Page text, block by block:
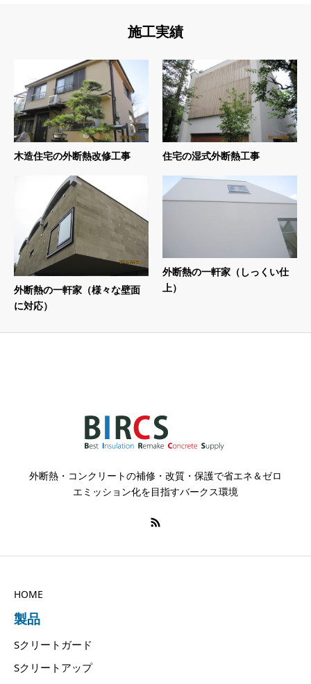
施工実績
木造住宅の外断熱改修工事 住宅の湿式外断熱工事
外断熱の一軒家（様々な壁面
に対応）
外断熱の一軒家（しっくい仕
上）
外断熱・コンクリートの補修・改質・保護で省エネ＆ゼロ
エミッション化を目指すバークス環境
HOME
製品
Sクリートガード
Sクリートアップ